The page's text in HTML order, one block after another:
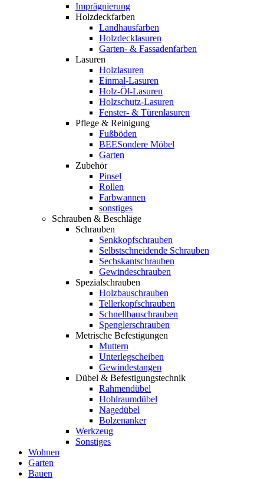
Imprägnierung
Holzdeckfarben
Landhausfarben
Holzdecklasuren
Garten- & Fassadenfarben
Lasuren
Holzlasuren
Einmal-Lasuren
Holz-Öl-Lasuren
Holzschutz-Lasuren
Fenster- & Türenlasuren
Pflege & Reinigung
Fußböden
BEESondere Möbel
Garten
Zubehör
Pinsel
Rollen
Farbwannen
sonstiges
Schrauben & Beschläge
Schrauben
Senkkopfschrauben
Selbstschneidende Schrauben
Sechskantschrauben
Gewindeschrauben
Spezialschrauben
Holzbauschrauben
Tellerkopfschrauben
Schnellbauschrauben
Spenglerschrauben
Metrische Befestigungen
Muttern
Unterlegscheiben
Gewindestangen
Dübel & Befestigungstechnik
Rahmendübel
Hohlraumdübel
Nagedübel
Bolzenanker
Werkzeug
Sonstiges
Wohnen
Garten
Bauen